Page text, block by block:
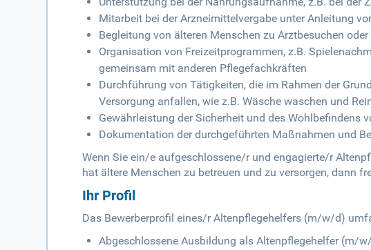
Mitarbeit bei der Arzneimittelvergabe unter Anleitung
Begleitung von älteren Menschen zu Arztbesuchen
Organisation von Freizeitprogrammen, z.B.
gemeinsam mit anderen Pflegefachkräften
Durchführung von Tätigkeiten, die im Rahmen der
Versorgung anfallen, wie z.B. Wäsche waschen und
Gewährleistung der Sicherheit und des Wohlbefindens
Dokumentation der durchgeführten Maßnahmen und
Wenn Sie ein/e aufgeschlossene/r und engagierte/r
hat ältere Menschen zu betreuen und zu versorgen, dann
Ihr Profil
Das Bewerberprofil eines/r Altenpflegehelfers (m/w/d)
Abgeschlossene Ausbildung als Altenpflegehelfer (m/